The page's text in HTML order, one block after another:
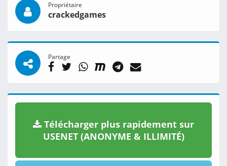
Propriétaire
crackedgames
Partage
Télécharger plus rapidement sur
USENET (ANONYME & ILLIMITÉ)